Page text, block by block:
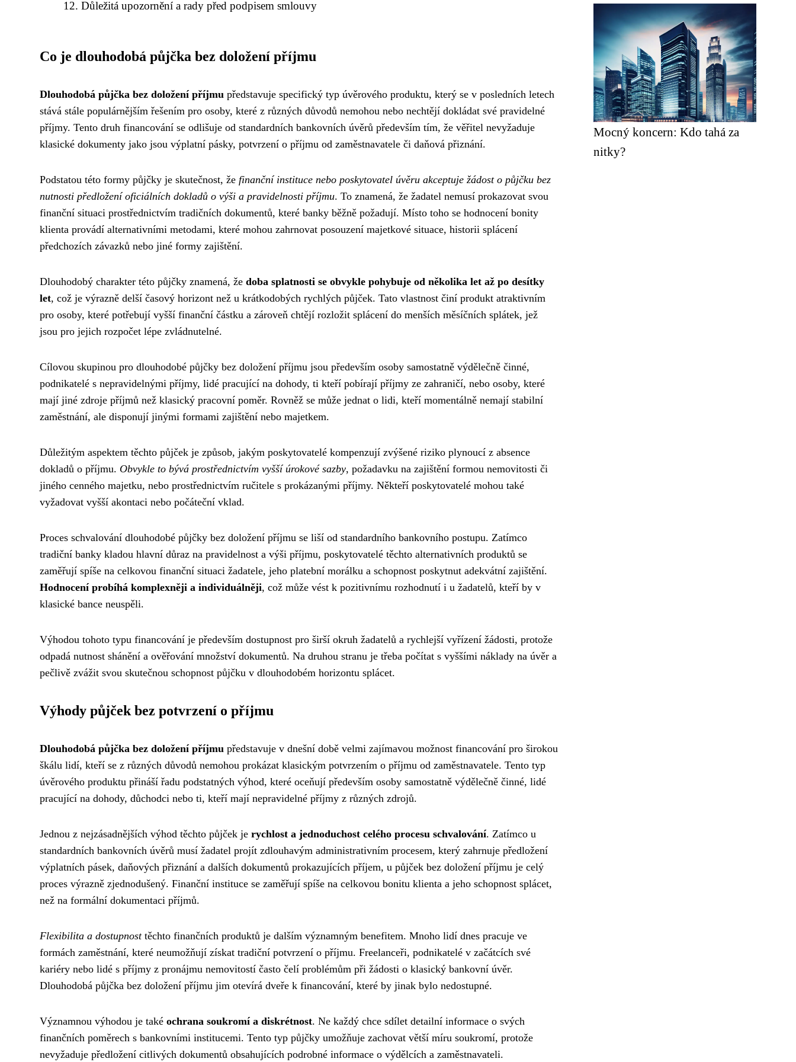
Důležitá upozornění a rady před podpisem smlouvy
Co je dlouhodobá půjčka bez doložení příjmu
Dlouhodobá půjčka bez doložení příjmu představuje specifický typ úvěrového produktu, který se v posledních letech
stává stále populárnějším řešením pro osoby, které z různých důvodů nemohou nebo nechtějí dokládat své pravidelné
příjmy. Tento druh financování se odlišuje od standardních bankovních úvěrů především tím, že věřitel nevyžaduje
klasické dokumenty jako jsou výplatní pásky, potvrzení o příjmu od zaměstnavatele či daňová přiznání.
Podstatou této formy půjčky je skutečnost, že finanční instituce nebo poskytovatel úvěru akceptuje žádost o půjčku bez
nutnosti předložení oficiálních dokladů o výši a pravidelnosti příjmu. To znamená, že žadatel nemusí prokazovat svou
finanční situaci prostřednictvím tradičních dokumentů, které banky běžně požadují. Místo toho se hodnocení bonity
klienta provádí alternativními metodami, které mohou zahrnovat posouzení majetkové situace, historii splácení
předchozích závazků nebo jiné formy zajištění.
Dlouhodobý charakter této půjčky znamená, že doba splatnosti se obvykle pohybuje od několika let až po desítky
let, což je výrazně delší časový horizont než u krátkodobých rychlých půjček. Tato vlastnost činí produkt atraktivním
pro osoby, které potřebují vyšší finanční částku a zároveň chtějí rozložit splácení do menších měsíčních splátek, jež
jsou pro jejich rozpočet lépe zvládnutelné.
Cílovou skupinou pro dlouhodobé půjčky bez doložení příjmu jsou především osoby samostatně výdělečně činné,
podnikatelé s nepravidelnými příjmy, lidé pracující na dohody, ti kteří pobírají příjmy ze zahraničí, nebo osoby, které
mají jiné zdroje příjmů než klasický pracovní poměr. Rovněž se může jednat o lidi, kteří momentálně nemají stabilní
zaměstnání, ale disponují jinými formami zajištění nebo majetkem.
Důležitým aspektem těchto půjček je způsob, jakým poskytovatelé kompenzují zvýšené riziko plynoucí z absence
dokladů o příjmu. Obvykle to bývá prostřednictvím vyšší úrokové sazby, požadavku na zajištění formou nemovitosti či
jiného cenného majetku, nebo prostřednictvím ručitele s prokázanými příjmy. Někteří poskytovatelé mohou také
vyžadovat vyšší akontaci nebo počáteční vklad.
Proces schvalování dlouhodobé půjčky bez doložení příjmu se liší od standardního bankovního postupu. Zatímco
tradiční banky kladou hlavní důraz na pravidelnost a výši příjmu, poskytovatelé těchto alternativních produktů se
zaměřují spíše na celkovou finanční situaci žadatele, jeho platební morálku a schopnost poskytnut adekvátní zajištění.
Hodnocení probíhá komplexněji a individuálněji, což může vést k pozitivnímu rozhodnutí i u žadatelů, kteří by v
klasické bance neuspěli.
Výhodou tohoto typu financování je především dostupnost pro širší okruh žadatelů a rychlejší vyřízení žádosti, protože
odpadá nutnost shánění a ověřování množství dokumentů. Na druhou stranu je třeba počítat s vyššími náklady na úvěr a
pečlivě zvážit svou skutečnou schopnost půjčku v dlouhodobém horizontu splácet.
Výhody půjček bez potvrzení o příjmu
Dlouhodobá půjčka bez doložení příjmu představuje v dnešní době velmi zajímavou možnost financování pro širokou
škálu lidí, kteří se z různých důvodů nemohou prokázat klasickým potvrzením o příjmu od zaměstnavatele. Tento typ
úvěrového produktu přináší řadu podstatných výhod, které oceňují především osoby samostatně výdělečně činné, lidé
pracující na dohody, důchodci nebo ti, kteří mají nepravidelné příjmy z různých zdrojů.
Jednou z nejzásadnějších výhod těchto půjček je rychlost a jednoduchost celého procesu schvalování. Zatímco u
standardních bankovních úvěrů musí žadatel projít zdlouhavým administrativním procesem, který zahrnuje předložení
výplatních pásek, daňových přiznání a dalších dokumentů prokazujících příjem, u půjček bez doložení příjmu je celý
proces výrazně zjednodušený. Finanční instituce se zaměřují spíše na celkovou bonitu klienta a jeho schopnost splácet,
než na formální dokumentaci příjmů.
Flexibilita a dostupnosttěchto finančních produktů je dalším významným benefitem. Mnoho lidí dnes pracuje ve
formách zaměstnání, které neumožňují získat tradiční potvrzení o příjmu. Freelanceři, podnikatelé v začátcích své
kariéry nebo lidé s příjmy z pronájmu nemovitostí často čelí problémům při žádosti o klasický bankovní úvěr.
Dlouhodobá půjčka bez doložení příjmu jim otevírá dveře k financování, které by jinak bylo nedostupné.
Významnou výhodou je také ochrana soukromí a diskrétnost. Ne každý chce sdílet detailní informace o svých
finančních poměrech s bankovními institucemi. Tento typ půjčky umožňuje zachovat větší míru soukromí, protože
nevyžaduje předložení citlivých dokumentů obsahujících podrobné informace o výdělcích a zaměstnavateli.
Mocný koncern: Kdo tahá za
nitky?